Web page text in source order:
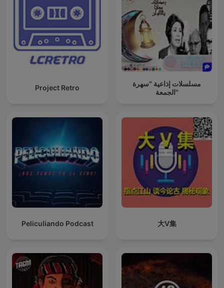
Project Retro
مسلسلات إذاعية "سهرة
الجمعة"
Peliculiando Podcast 大V集